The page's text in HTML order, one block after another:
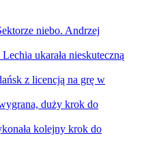
niebo. Andrzej
Lechia ukarała nieskuteczną
z licencją na grę w
duży krok do
kolejny krok do